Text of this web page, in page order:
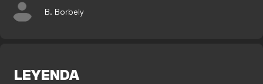
B. Borbely
LEYENDA